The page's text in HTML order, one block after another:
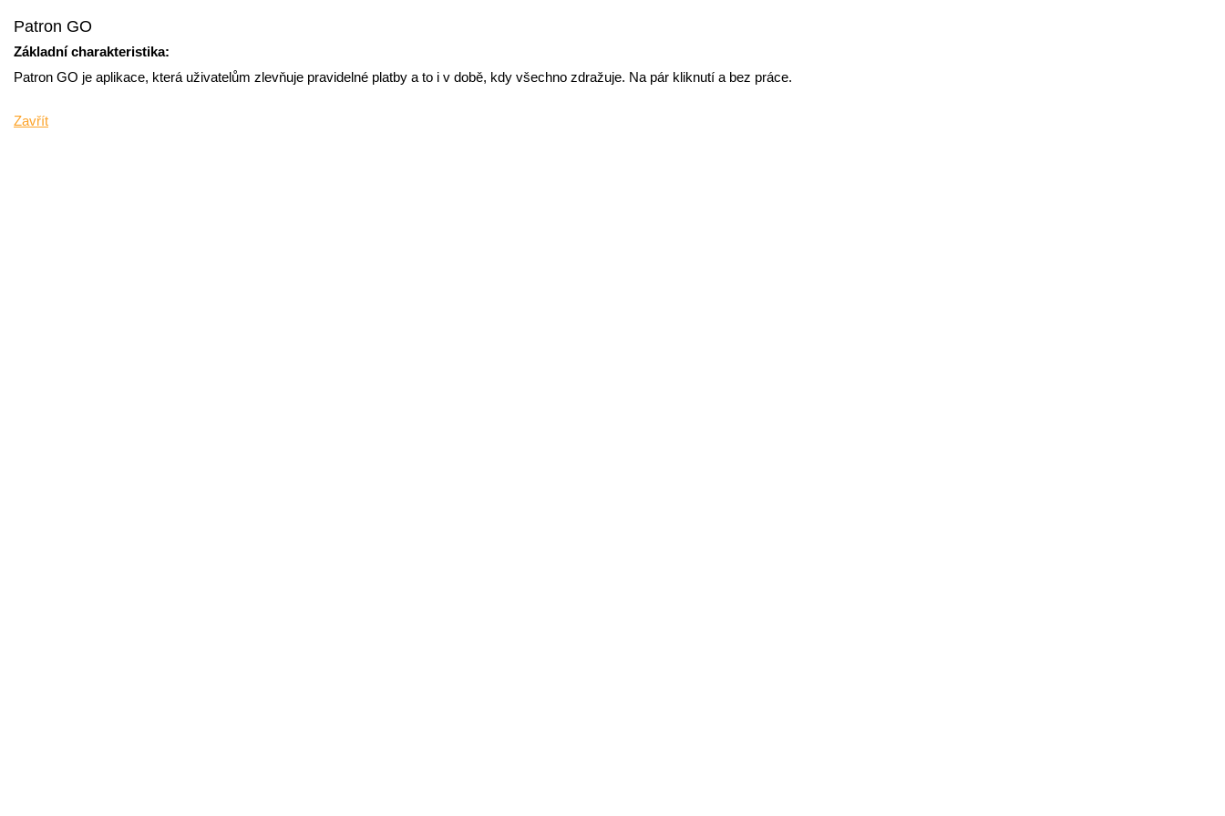
Patron GO
Základní charakteristika:
Patron GO je aplikace, která uživatelům zlevňuje pravidelné platby a to i v době, kdy všechno zdražuje. Na pár kliknutí a bez práce.
Zavřít